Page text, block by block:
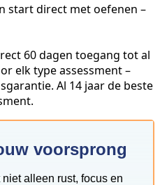
start direct met oefenen –
60 dagen toegang tot al
elk type assessment –
Al 14 jaar de beste
voorsprong
alleen rust, focus en